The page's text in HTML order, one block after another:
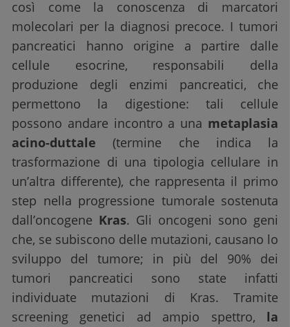
così come la conoscenza di marcatori
molecolari per la diagnosi precoce. I tumori
pancreatici hanno origine a partire dalle
cellule esocrine, responsabili della
produzione degli enzimi pancreatici, che
permettono la digestione: tali cellule
possono andare incontro a una metaplasia
acino-duttale (termine che indica la
trasformazione di una tipologia cellulare in
un’altra differente), che rappresenta il primo
step nella progressione tumorale sostenuta
dall’oncogene Kras. Gli oncogeni sono geni
che, se subiscono delle mutazioni, causano lo
sviluppo del tumore; in più del 90% dei
tumori pancreatici sono state infatti
individuate mutazioni di Kras. Tramite
screening genetici ad ampio spettro, la